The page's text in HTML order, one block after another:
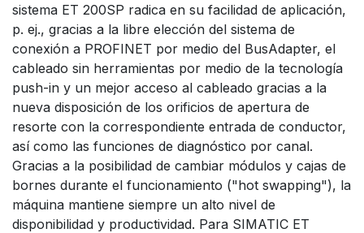
sistema ET 200SP radica en su facilidad de aplicación,
p. ej., gracias a la libre elección del sistema de
conexión a PROFINET por medio del BusAdapter, el
cableado sin herramientas por medio de la tecnología
push-in y un mejor acceso al cableado gracias a la
nueva disposición de los orificios de apertura de
resorte con la correspondiente entrada de conductor,
así como las funciones de diagnóstico por canal.
Gracias a la posibilidad de cambiar módulos y cajas de
bornes durante el funcionamiento ("hot swapping"), la
máquina mantiene siempre un alto nivel de
disponibilidad y productividad. Para SIMATIC ET